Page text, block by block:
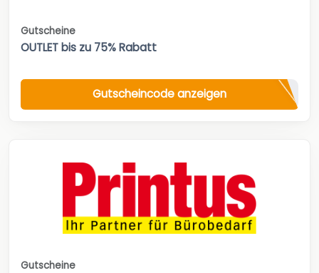
Gutscheine
OUTLET bis zu 75% Rabatt
Gutscheincode anzeigen
Gutscheine